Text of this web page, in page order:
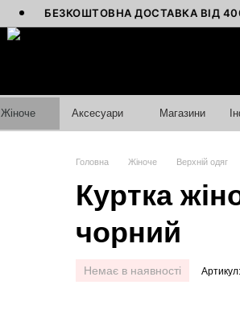
БЕЗКОШТОВНА ДОСТАВКА ВІД 4000 ГРН
Жіноче Аксесуари Магазини
Головна Жіноче Верхній одяг
Куртка
чорний
Немає в наявності